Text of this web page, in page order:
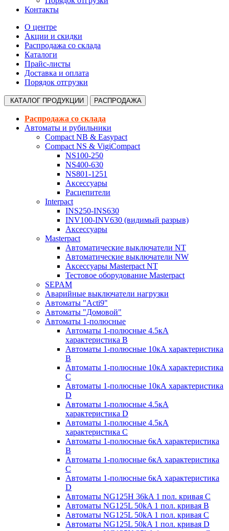
Контакты
О центре
Акции и скидки
Распродажа со склада
Каталоги
Прайс-листы
Доставка и оплата
Порядок отгрузки
КАТАЛОГ ПРОДУКЦИИ РАСПРОДАЖА
Распродажа со склада
Автоматы и рубильники
Compact NB & Easypact
Compact NS & VigiCompact
NS100-250
NS400-630
NS801-1251
Аксессуары
Расцепители
Interpact
INS250-INS630
INV100-INV630 (видимый разрыв)
Аксессуары
Masterpact
Автоматические выключатели NT
Автоматические выключатели NW
Аксессуары Masterpact NT
Тестовое оборудование Masterpact
SEPAM
Аварийные выключатели нагрузки
Автоматы "Acti9"
Автоматы "Домовой"
Автоматы 1-полюсные
Автоматы 1-полюсные 4.5кА
характеристика В
Автоматы 1-полюсные 10кА характеристика
B
Автоматы 1-полюсные 10кА характеристика
C
Автоматы 1-полюсные 10кА характеристика
D
Автоматы 1-полюсные 4.5кА
характеристика D
Автоматы 1-полюсные 4.5кА
характеристика С
Автоматы 1-полюсные 6кА характеристика
B
Автоматы 1-полюсные 6кА характеристика
C
Автоматы 1-полюсные 6кА характеристика
D
Автоматы NG125H 36kA 1 пол. кривая C
Автоматы NG125L 50kA 1 пол. кривая B
Автоматы NG125L 50kA 1 пол. кривая C
Автоматы NG125L 50kA 1 пол. кривая D